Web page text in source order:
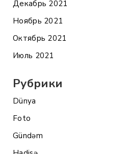
Декабрь 2021
Ноябрь 2021
Октябрь 2021
Июль 2021
Рубрики
Dünya
Foto
Gündəm